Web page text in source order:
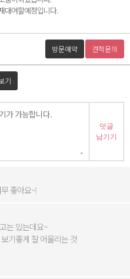
대여할예정입니다.
방문예약 견적문의
기
덧글
남기기
좋아요~!
는 있는데요~
기좋게 잘 어울리는 것